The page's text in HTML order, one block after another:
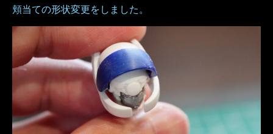
頬当ての形状変更をしました。